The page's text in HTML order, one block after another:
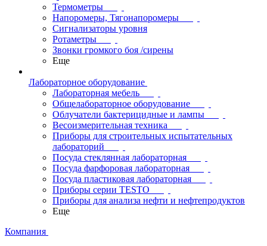
Термометры
Напоромеры, Тягонапоромеры
Сигнализаторы уровня
Ротаметры
Звонки громкого боя /сирены
Еще
Лабораторное оборудование
Лабораторная мебель
Общелабораторное оборудование
Облучатели бактерицидные и лампы
Весоизмерительная техника
Приборы для строительных испытательных
лабораторий
Посуда стеклянная лабораторная
Посуда фарфоровая лабораторная
Посуда пластиковая лабораторная
Приборы серии TESTO
Приборы для анализа нефти и нефтепродуктов
Еще
Компания